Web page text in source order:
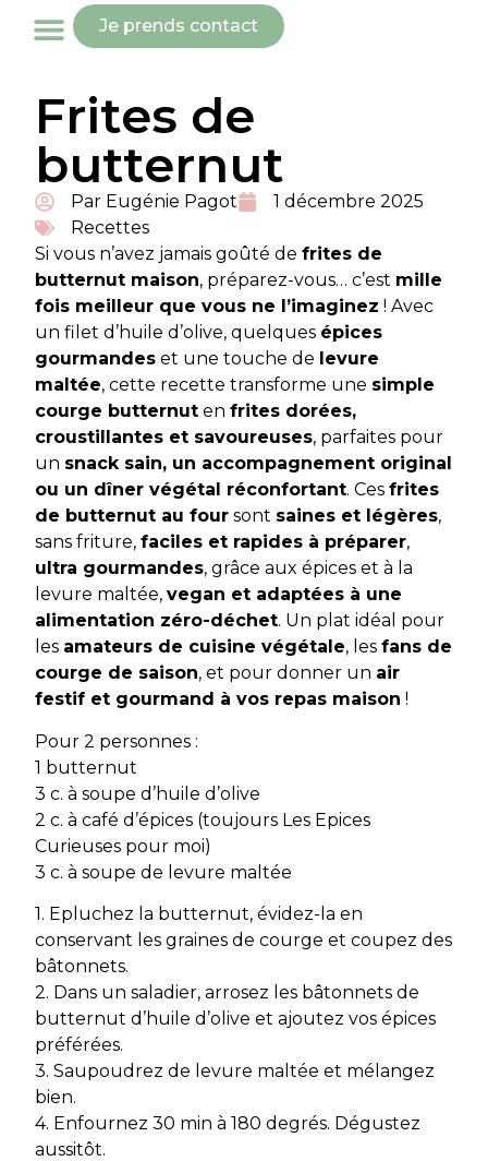
Je prends contact
Frites de
butternut
Par Eugénie Pagot
1 décembre 2025
Recettes
Si vous n’avez jamais goûté defrites de
butternut maison, préparez-vous… c’est mille
fois meilleur que vous ne l’imaginez ! Avec
un filet d’huile d’olive, quelques épices
gourmandes et une touche de levure
maltée, cette recette transforme une simple
courge butternut enfrites dorées,
croustillantes et savoureuses, parfaites pour
un snack sain, un accompagnement original
ou un dîner végétal réconfortant. Cesfrites
de butternut au four sont saines et légères,
sans friture,faciles et rapides à préparer,
ultra gourmandes, grâce aux épices et à la
levure maltée,vegan et adaptées à une
alimentation zéro-déchet. Un plat idéal pour
les amateurs de cuisine végétale, lesfans de
courge de saison, et pour donner un air
festif et gourmand à vos repas maison !
Pour 2 personnes :
1 butternut
3 c. à soupe d’huile d’olive
2 c. à café d’épices (toujours Les Epices
Curieuses pour moi)
3 c. à soupe de levure maltée
1. Epluchez la butternut, évidez-la en
conservant les graines de courge et coupez des
bâtonnets.
2. Dans un saladier, arrosez les bâtonnets de
butternut d’huile d’olive et ajoutez vos épices
préférées.
3. Saupoudrez de levure maltée et mélangez
bien.
4. Enfournez 30 min à 180 degrés. Dégustez
aussitôt.